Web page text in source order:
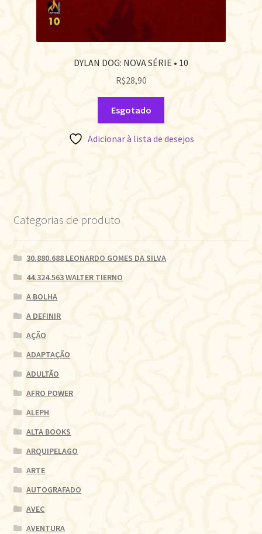
DYLAN DOG: NOVA SÉRIE • 10
R$28,90
Esgotado
Adicionar à lista de desejos
Categorias de produto
30.880.688 LEONARDO GOMES DA SILVA
44.324.563 WALTER TIERNO
A BOLHA
A DEFINIR
AÇÃO
ADAPTAÇÃO
ADULTÃO
AFRO POWER
ALEPH
ALTA BOOKS
ARQUIPELAGO
ARTE
AUTOGRAFADO
AVEC
AVENTURA